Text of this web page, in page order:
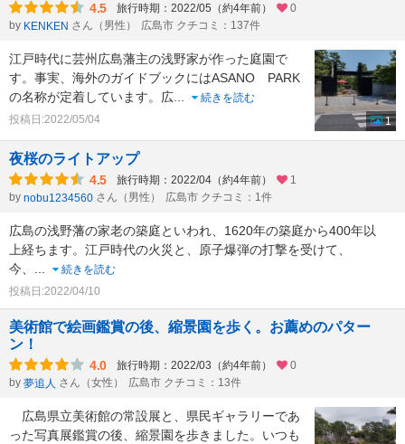
4.5 旅行時期：2022/05（約4年前）
0
by KENKEN さん（男性） 広島市 クチコミ：137件
江戸時代に芸州広島藩主の浅野家が作った庭園で
す。事実、海外のガイドブックにはASANO PARK
の名称が定着しています。広
続きを読む
投稿日:2022/05/04
1
夜桜のライトアップ
4.5 旅行時期：2022/04（約4年前）
1
by nobu1234560 さん（男性） 広島市 クチコミ：1件
広島の浅野藩の家老の築庭といわれ、1620年の築庭から400年以
上経ちます。江戸時代の火災と、原子爆弾の打撃を受けて、
今、
続きを読む
投稿日:2022/04/10
美術館で絵画鑑賞の後、縮景園を歩く。お薦めのパター
ン！
4.0 旅行時期：2022/03（約4年前）
0
by 夢追人 さん（女性） 広島市 クチコミ：13件
広島県立美術館の常設展と、県民ギャラリーであ
った写真展鑑賞の後、縮景園を歩きました。いつも